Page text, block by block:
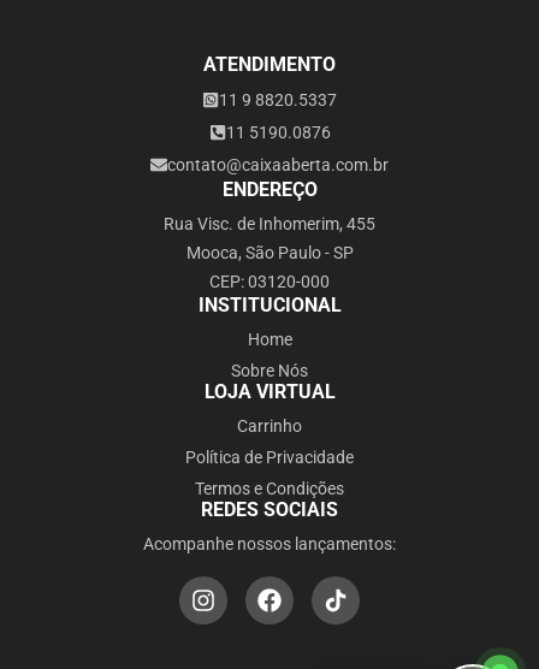
ATENDIMENTO
11 9 8820.5337
11 5190.0876
contato@caixaaberta.com.br
ENDEREÇO
Rua Visc. de Inhomerim, 455
Mooca, São Paulo - SP
CEP: 03120-000
INSTITUCIONAL
Home
Sobre Nós
LOJA VIRTUAL
Carrinho
Política de Privacidade
Termos e Condições
REDES SOCIAIS
Acompanhe nossos lançamentos: